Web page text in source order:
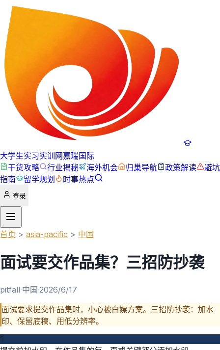
大学生实习实训网嘉瑞国际
干货攻略
行业揭秘 海外机会 归巢导航 政策解读
避坑
指南
留学规划 时事热点
登录
首页 > asia-pacific > 中国
面试要交作品集？三招防抄袭
pitfall·中国·2026/6/17
面试要求提交作品集时，小心被白嫖方案。三招防抄袭：加水
印、保留底稿、用低分辨率。
1